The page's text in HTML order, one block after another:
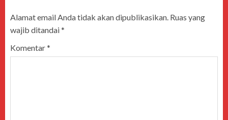
Alamat email Anda tidak akan dipublikasikan. Ruas yang
wajib ditandai*
Komentar*